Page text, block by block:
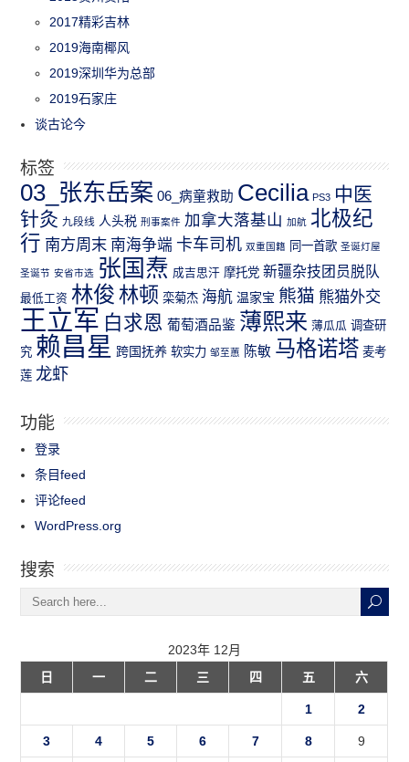
2017精彩吉林
2019海南椰风
2019深圳华为总部
2019石家庄
谈古论今
标签
03_张东岳案 06_病童救助 Cecilia PS3 中医
针灸 九段线 人头税 刑事案件 加拿大落基山 加航 北极纪
行 南方周末 南海争端 卡车司机 双重国籍 同一首歌 圣诞灯屋
圣诞节 安省市选 张国焘 成吉思汗 摩托党 新疆杂技团员脱队
最低工资 林俊 林顿 栾菊杰 海航 温家宝 熊猫 熊猫外交
王立军 白求恩 葡萄酒品鉴 薄熙来 薄瓜瓜 调查研
究 赖昌星 跨国抚养 软实力 邹至蕙 陈敏 马格诺塔 麦考
莲 龙虾
功能
登录
条目feed
评论feed
WordPress.org
搜索
2023年 12月
日
一 二 三 四 五 六
1 2
3 4 5 6 7 8 9